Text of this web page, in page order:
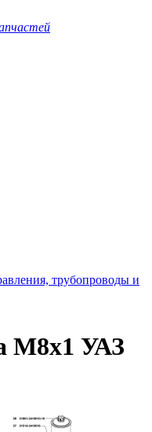
трубопроводы и
М8х1 УАЗ